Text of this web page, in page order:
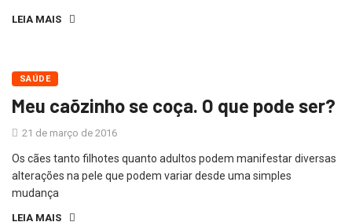
LEIA MAIS
SAÚDE
Meu caõzinho se coça. O que pode ser?
21 de março de 2016
Os cães tanto filhotes quanto adultos podem manifestar diversas
alterações na pele que podem variar desde uma simples
mudança
LEIA MAIS